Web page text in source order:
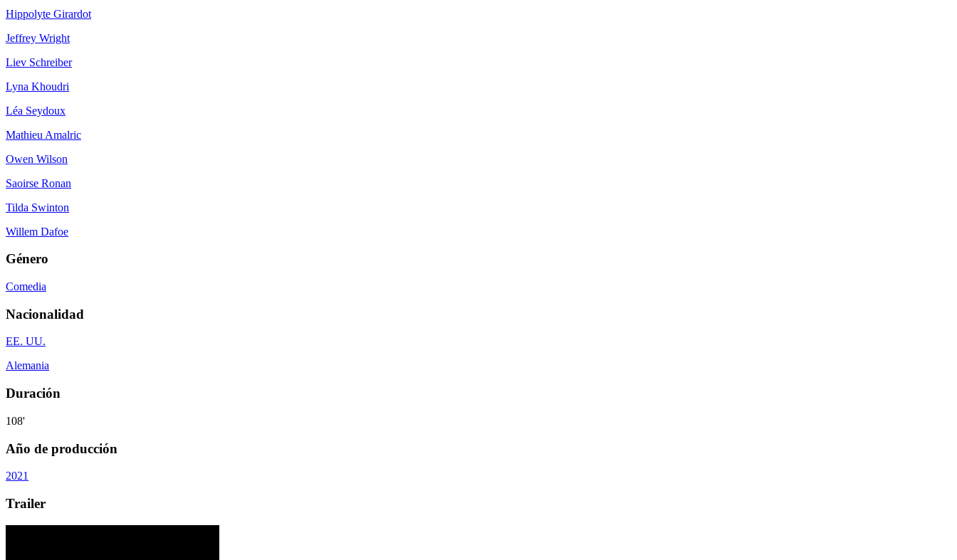
Hippolyte Girardot
Jeffrey Wright
Liev Schreiber
Lyna Khoudri
Léa Seydoux
Mathieu Amalric
Owen Wilson
Saoirse Ronan
Tilda Swinton
Willem Dafoe
Género
Comedia
Nacionalidad
EE. UU.
Alemania
Duración
108'
Año de producción
2021
Trailer